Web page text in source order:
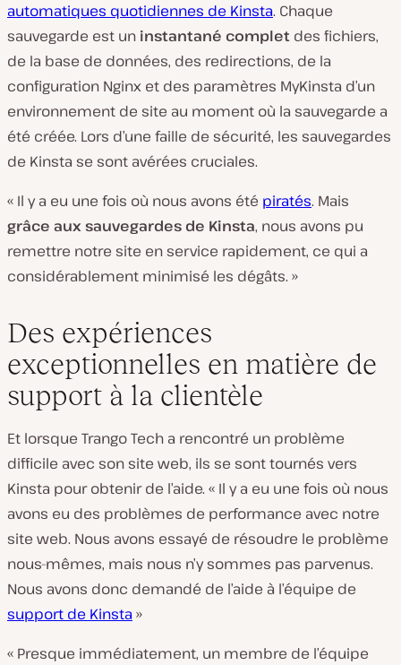
automatiques quotidiennes de Kinsta. Chaque
sauvegarde est un instantané complet des fichiers,
de la base de données, des redirections, de la
configuration Nginx et des paramètres MyKinsta d’un
environnement de site au moment où la sauvegarde a
été créée. Lors d’une faille de sécurité, les sauvegardes
de Kinsta se sont avérées cruciales.
« Il y a eu une fois où nous avons été piratés. Mais
grâce aux sauvegardes de Kinsta, nous avons pu
remettre notre site en service rapidement, ce qui a
considérablement minimisé les dégâts. »
Des expériences
exceptionnelles en matière de
support à la clientèle
Et lorsque Trango Tech a rencontré un problème
difficile avec son site web, ils se sont tournés vers
Kinsta pour obtenir de l’aide. « Il y a eu une fois où nous
avons eu des problèmes de performance avec notre
site web. Nous avons essayé de résoudre le problème
nous-mêmes, mais nous n’y sommes pas parvenus.
Nous avons donc demandé de l’aide à l’équipe de
support de Kinsta»
« Presque immédiatement, un membre de l’équipe